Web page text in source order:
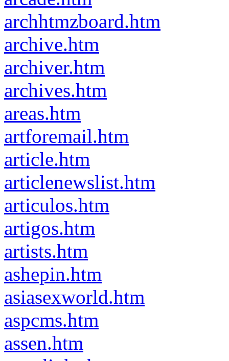
archhtmzboard.htm
archive.htm
archiver.htm
archives.htm
areas.htm
artforemail.htm
article.htm
articlenewslist.htm
articulos.htm
artigos.htm
artists.htm
ashepin.htm
asiasexworld.htm
aspcms.htm
assen.htm